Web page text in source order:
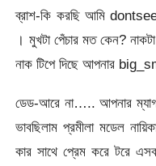
ব্রাশ-কি করছি আমি
। মুখটা পেঁচার মত কেন?
নাক টিপে দিছে আপনার
ডেড-আরে না….. আপনার
ভাবছিলাম প্রমীলা মডেল
কার সাথে প্রেম করে টরে